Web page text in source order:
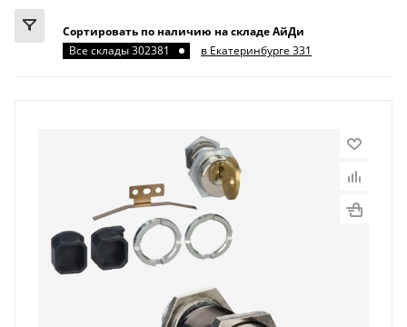
Сортировать по наличию на складе АйДи
Все склады 302381
в Екатеринбурге 331